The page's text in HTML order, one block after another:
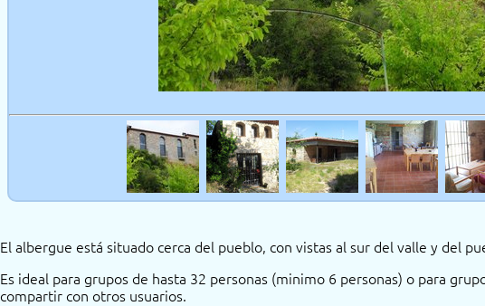
El albergue está situado cerca del pueblo, con vistas al sur del valle y del
Es ideal para grupos de hasta 32 personas (minimo 6 personas) o para
compartir con otros usuarios.